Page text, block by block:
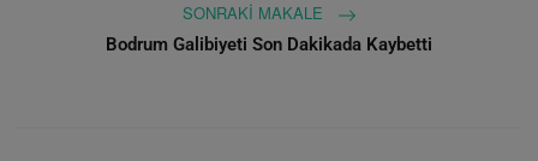
SONRAKI MAKALE
Bodrum Galibiyeti Son Dakikada Kaybetti